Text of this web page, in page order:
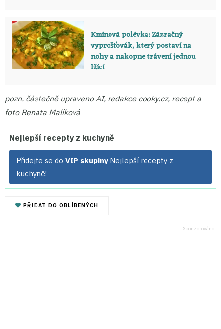
Kmínová polévka: Zázračný
vyprošťovák, který postaví na
nohy a nakopne trávení jednou
lžící
pozn. částečně upraveno AI, redakce cooky.cz, recept a
foto Renata Malíková
Nejlepší recepty z kuchyně
Přidejte se do VIP skupiny Nejlepší recepty z
kuchyně!
PŘIDAT DO OBLÍBENÝCH